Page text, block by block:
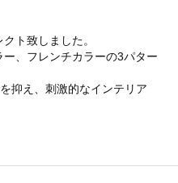
ト致しました。
、フレンチカラーの3パター
抑え、刺激的なインテリア